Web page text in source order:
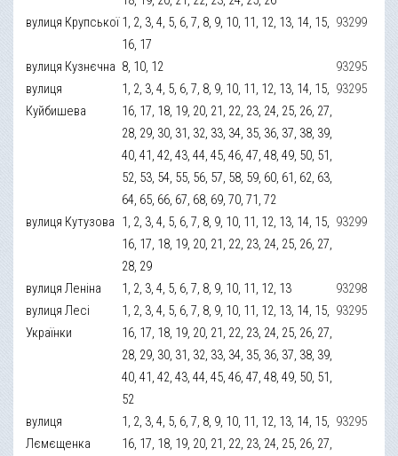
вулиця Крупської 1, 2, 3, 4, 5, 6, 7, 8, 9, 10, 11, 12, 13, 14, 15,
16, 17
93299
вулиця Кузнєчна 8, 10, 12
93295
вулиця
Куйбишева
1, 2, 3, 4, 5, 6, 7, 8, 9, 10, 11, 12, 13, 14, 15,
16, 17, 18, 19, 20, 21, 22, 23, 24, 25, 26, 27,
28, 29, 30, 31, 32, 33, 34, 35, 36, 37, 38, 39,
40, 41, 42, 43, 44, 45, 46, 47, 48, 49, 50, 51,
52, 53, 54, 55, 56, 57, 58, 59, 60, 61, 62, 63,
64, 65, 66, 67, 68, 69, 70, 71, 72
93295
вулиця Кутузова 1, 2, 3, 4, 5, 6, 7, 8, 9, 10, 11, 12, 13, 14, 15,
16, 17, 18, 19, 20, 21, 22, 23, 24, 25, 26, 27,
28, 29
93299
вулиця Леніна 1, 2, 3, 4, 5, 6, 7, 8, 9, 10, 11, 12, 13
93298
вулиця Лесі
Українки
1, 2, 3, 4, 5, 6, 7, 8, 9, 10, 11, 12, 13, 14, 15,
16, 17, 18, 19, 20, 21, 22, 23, 24, 25, 26, 27,
28, 29, 30, 31, 32, 33, 34, 35, 36, 37, 38, 39,
40, 41, 42, 43, 44, 45, 46, 47, 48, 49, 50, 51,
52
93295
вулиця
Лємєщенка
1, 2, 3, 4, 5, 6, 7, 8, 9, 10, 11, 12, 13, 14, 15,
16, 17, 18, 19, 20, 21, 22, 23, 24, 25, 26, 27,
93295